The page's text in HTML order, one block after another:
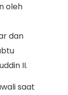
oleh
dan
II.
saat